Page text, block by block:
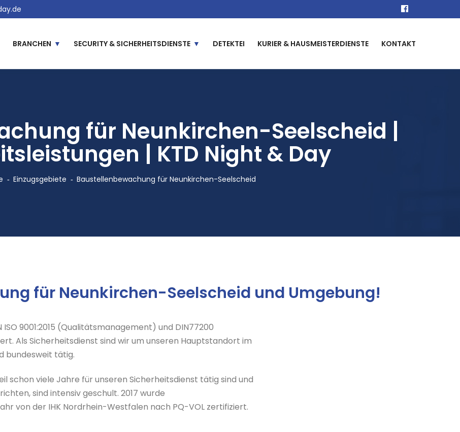
BRANCHEN SECURITY & SICHERHEITSDIENSTE DETEKTEI KURIER & HAUSMEISTERDIENSTE KONTAKT
für Neunkirchen-Seelscheid |
| KTD Night & Day
Einzugsgebiete Baustellenbewachung für Neunkirchen-Seelscheid
für Neunkirchen-Seelscheid und Umgebung!
9001:2015 (Qualitätsmanagement) und DIN77200
Als Sicherheitsdienst sind wir um unseren Hauptstandort im
bundesweit tätig.
schon viele Jahre für unseren Sicherheitsdienst tätig sind und
sind intensiv geschult. 2017 wurde
von der IHK Nordrhein-Westfalen nach PQ-VOL zertifiziert.